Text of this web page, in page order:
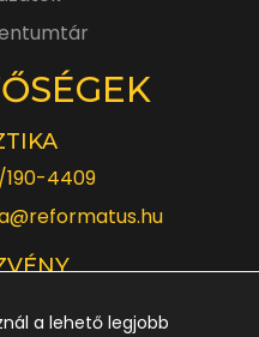
4409
a lehető legjobb